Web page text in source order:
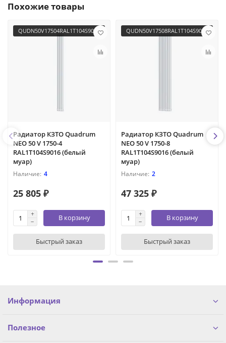
Похожие товары
QUDN50V17504RAL1T104S9016
Радиатор КЗТО Quadrum
NEO 50 V 1750-4
RAL1T104S9016 (белый
муар)
4
25 805 ₽
В корзину
Быстрый заказ
QUDN50V17508RAL1T104S9016
Радиатор КЗТО Quadrum
NEO 50 V 1750-8
RAL1T104S9016 (белый
муар)
2
47 325 ₽
В корзину
Быстрый заказ
Информация
Полезное